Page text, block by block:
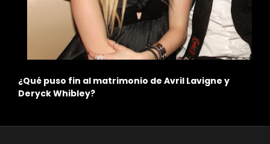
¿Qué puso fin al matrimonio de Avril Lavigne y
Deryck Whibley?